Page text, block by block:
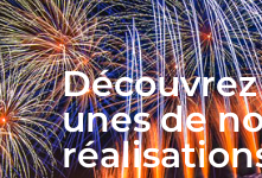
unes de